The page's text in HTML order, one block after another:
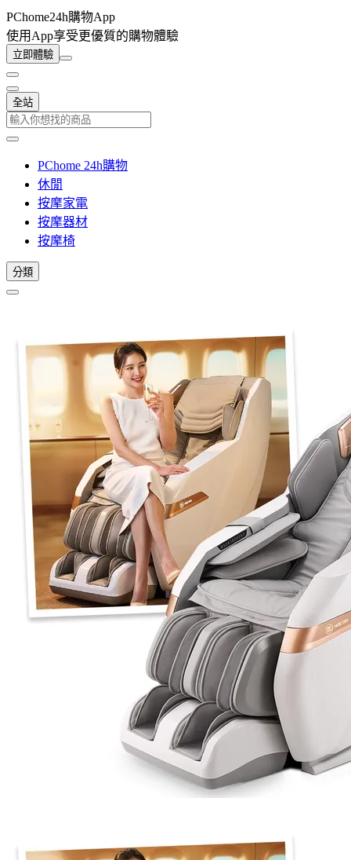
PChome24h購物App
使用App享受更優質的購物體驗
立即體驗
全站
PChome 24h購物
休閒
按摩家電
按摩器材
按摩椅
分類